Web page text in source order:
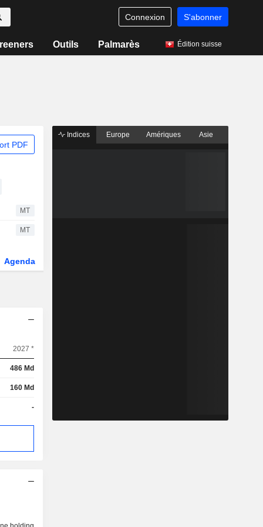
Connexion S'abonner
Outils Palmarès Édition suisse
PDF
MT
MT
Agenda
2027 *
486 Md
160 Md
-
Indices Europe Amériques Asie